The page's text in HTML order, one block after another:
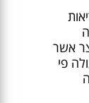
אשר
פי